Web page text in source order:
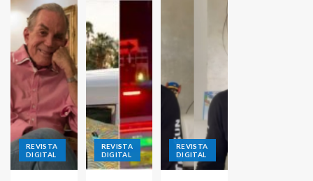
REVISTA
DIGITAL
REVISTA
DIGITAL
REVISTA
DIGITAL